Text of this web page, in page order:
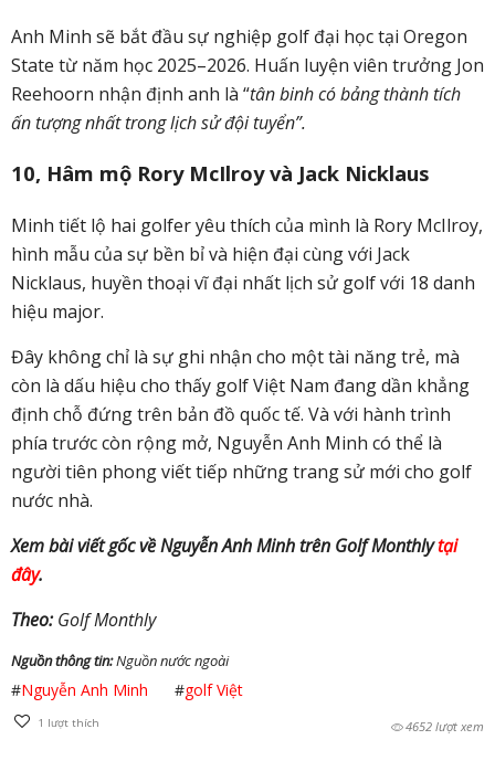
Anh Minh sẽ bắt đầu sự nghiệp golf đại học tại Oregon
State từ năm học 2025–2026. Huấn luyện viên trưởng Jon
Reehoorn nhận định anh là “tân binh có bảng thành tích
ấn tượng nhất trong lịch sử đội tuyển”.
10, Hâm mộ Rory McIlroy và Jack Nicklaus
Minh tiết lộ hai golfer yêu thích của mình là Rory McIlroy,
hình mẫu của sự bền bỉ và hiện đại cùng với Jack
Nicklaus, huyền thoại vĩ đại nhất lịch sử golf với 18 danh
hiệu major.
Đây không chỉ là sự ghi nhận cho một tài năng trẻ, mà
còn là dấu hiệu cho thấy golf Việt Nam đang dần khẳng
định chỗ đứng trên bản đồ quốc tế. Và với hành trình
phía trước còn rộng mở, Nguyễn Anh Minh có thể là
người tiên phong viết tiếp những trang sử mới cho golf
nước nhà.
Xem bài viết gốc về Nguyễn Anh Minh trên Golf Monthlytại
đây.
Theo:Golf Monthly
Nguồn thông tin:Nguồn nước ngoài
#Nguyễn Anh Minh #golf Việt
1 lượt thích 4652 lượt xem